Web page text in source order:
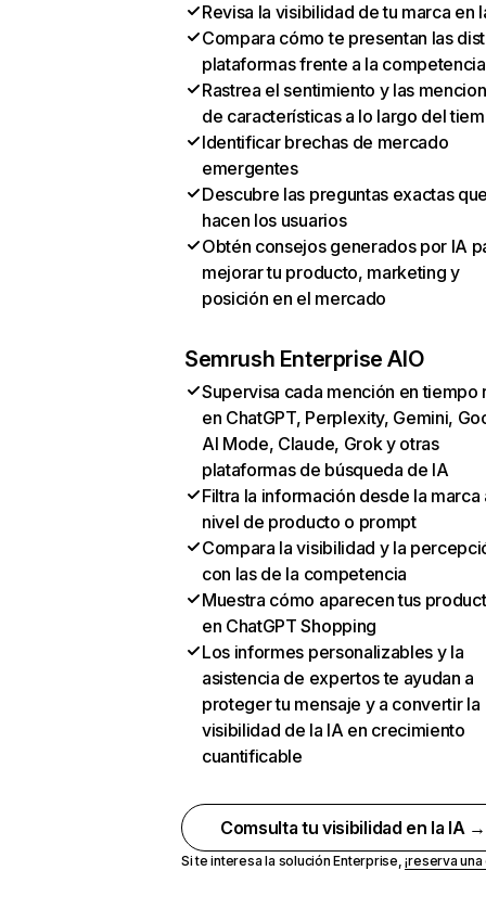
Revisa la visibilidad de tu marca en
Compara cómo te presentan las
plataformas frente a la competencia
Rastrea el sentimiento y las
de características a lo largo del
Identificar brechas de mercado
emergentes
Descubre las preguntas exactas
hacen los usuarios
Obtén consejos generados por IA
mejorar tu producto, marketing y
posición en el mercado
Semrush Enterprise AIO
Supervisa cada mención en tiempo
en ChatGPT, Perplexity, Gemini,
AI Mode, Claude, Grok y otras
plataformas de búsqueda de IA
Filtra la información desde la marca
nivel de producto o prompt
Compara la visibilidad y la
con las de la competencia
Muestra cómo aparecen tus
en ChatGPT Shopping
Los informes personalizables y la
asistencia de expertos te ayudan a
proteger tu mensaje y a convertir la
visibilidad de la IA en crecimiento
cuantificable
Comsulta tu visibilidad en la IA →
Si te interesa la solución Enterprise,¡reserva